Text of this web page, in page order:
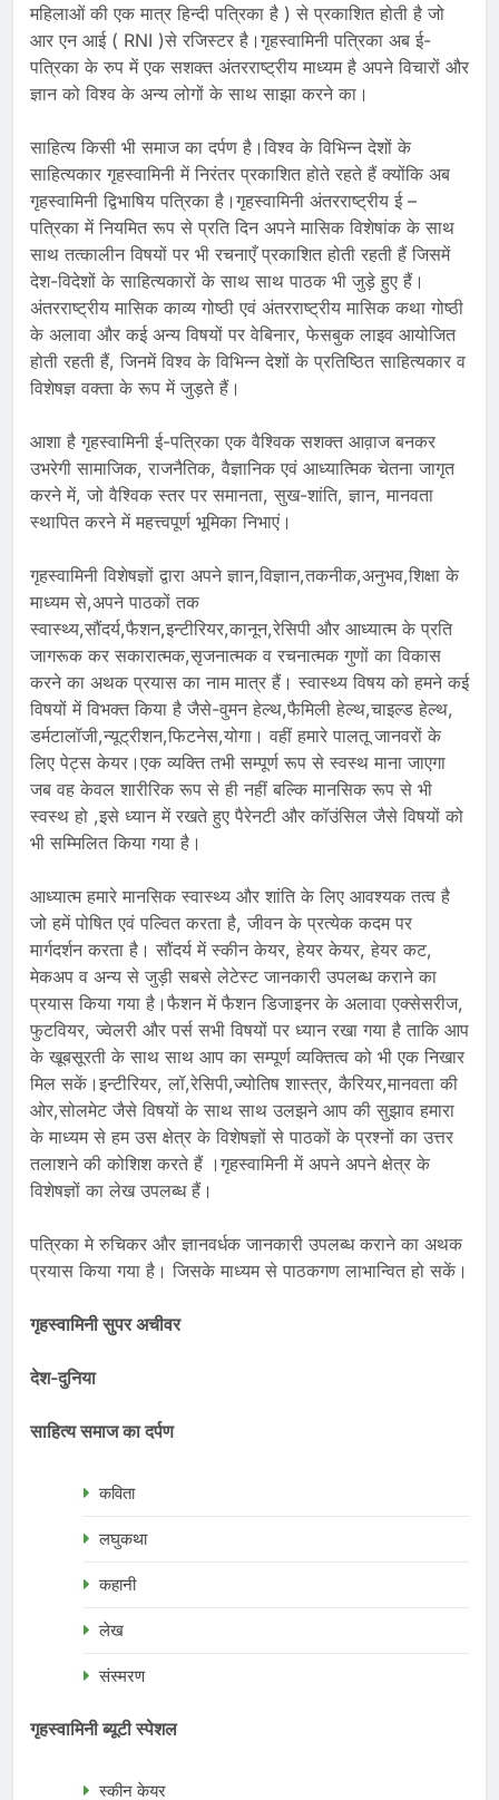
महिलाओं की एक मात्र हिन्दी पत्रिका है ) से प्रकाशित होती है जो
आर एन आई ( RNI )से रजिस्टर है।गृहस्वामिनी पत्रिका अब ई-
पत्रिका के रुप में एक सशक्त अंतरराष्ट्रीय माध्यम है अपने विचारों और
ज्ञान को विश्व के अन्य लोगों के साथ साझा करने का।
साहित्य किसी भी समाज का दर्पण है।विश्व के विभिन्न देशों के
साहित्यकार गृहस्वामिनी में निरंतर प्रकाशित होते रहते हैं क्योंकि अब
गृहस्वामिनी द्विभाषिय पत्रिका है।गृहस्वामिनी अंतरराष्ट्रीय ई –
पत्रिका में नियमित रूप से प्रति दिन अपने मासिक विशेषांक के साथ
साथ तत्कालीन विषयों पर भी रचनाएँ प्रकाशित होती रहती हैं जिसमें
देश-विदेशों के साहित्यकारों के साथ साथ पाठक भी जुड़े हुए हैं।
अंतरराष्ट्रीय मासिक काव्य गोष्ठी एवं अंतरराष्ट्रीय मासिक कथा गोष्ठी
के अलावा और कई अन्य विषयों पर वेबिनार, फेसबुक लाइव आयोजित
होती रहती हैं, जिनमें विश्व के विभिन्न देशों के प्रतिष्ठित साहित्यकार व
विशेषज्ञ वक्ता के रूप में जुड़ते हैं।
आशा है गृहस्वामिनी ई-पत्रिका एक वैश्विक सशक्त आव़ाज बनकर
उभरेगी सामाजिक, राजनैतिक, वैज्ञानिक एवं आध्यात्मिक चेतना जागृत
करने में, जो वैश्विक स्तर पर समानता, सुख-शांति, ज्ञान, मानवता
स्थापित करने में महत्त्वपूर्ण भूमिका निभाएं।
गृहस्वामिनी विशेषज्ञों द्वारा अपने ज्ञान,विज्ञान,तकनीक,अनुभव,शिक्षा के
माध्यम से,अपने पाठकों तक
स्वास्थ्य,सौंदर्य,फैशन,इन्टीरियर,कानून,रेसिपी और आध्यात्म के प्रति
जागरूक कर सकारात्मक,सृजनात्मक व रचनात्मक गुणों का विकास
करने का अथक प्रयास का नाम मात्र हैं। स्वास्थ्य विषय को हमने कई
विषयों में विभक्त किया है जैसे-वुमन हेल्थ,फैमिली हेल्थ,चाइल्ड हेल्थ,
डर्मटालॉजी,न्यूट्रीशन,फिटनेस,योगा। वहीं हमारे पालतू जानवरों के
लिए पेट्स केयर।एक व्यक्ति तभी सम्पूर्ण रूप से स्वस्थ माना जाएगा
जब वह केवल शारीरिक रूप से ही नहीं बल्कि मानसिक रूप से भी
स्वस्थ हो ,इसे ध्यान में रखते हुए पैरेनटी और कॉउंसिल जैसे विषयों को
भी सम्मिलित किया गया है।
आध्यात्म हमारे मानसिक स्वास्थ्य और शांति के लिए आवश्यक तत्व है
जो हमें पोषित एवं पल्वित करता है, जीवन के प्रत्येक कदम पर
मार्गदर्शन करता है। सौंदर्य में स्कीन केयर, हेयर केयर, हेयर कट,
मेकअप व अन्य से जुड़ी सबसे लेटेस्ट जानकारी उपलब्ध कराने का
प्रयास किया गया है।फैशन में फैशन डिजाइनर के अलावा एक्सेसरीज,
फुटवियर, ज्वेलरी और पर्स सभी विषयों पर ध्यान रखा गया है ताकि आप
के खूबसूरती के साथ साथ आप का सम्पूर्ण व्यक्तित्व को भी एक निखार
मिल सकें।इन्टीरियर, लॉ,रेसिपी,ज्योतिष शास्त्र, कैरियर,मानवता की
ओर,सोलमेट जैसे विषयों के साथ साथ उलझने आप की सुझाव हमारा
के माध्यम से हम उस क्षेत्र के विशेषज्ञों से पाठकों के प्रश्नों का उत्तर
तलाशने की कोशिश करते हैं ।गृहस्वामिनी में अपने अपने क्षेत्र के
विशेषज्ञों का लेख उपलब्ध हैं।
पत्रिका मे रुचिकर और ज्ञानवर्धक जानकारी उपलब्ध कराने का अथक
प्रयास किया गया है। जिसके माध्यम से पाठकगण लाभान्वित हो सकें।
गृहस्वामिनी सुपर अचीवर
देश-दुनिया
साहित्य समाज का दर्पण
कविता
लघुकथा
कहानी
लेख
संस्मरण
गृहस्वामिनी ब्यूटी स्पेशल
स्कीन केयर